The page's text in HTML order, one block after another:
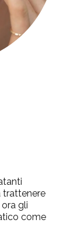
trattenere
gli
come